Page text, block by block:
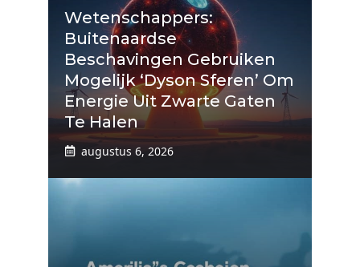
Wetenschappers:
Buitenaardse
Beschavingen Gebruiken
Mogelijk ‘Dyson Sferen’ Om
Energie Uit Zwarte Gaten
Te Halen
augustus 6, 2026